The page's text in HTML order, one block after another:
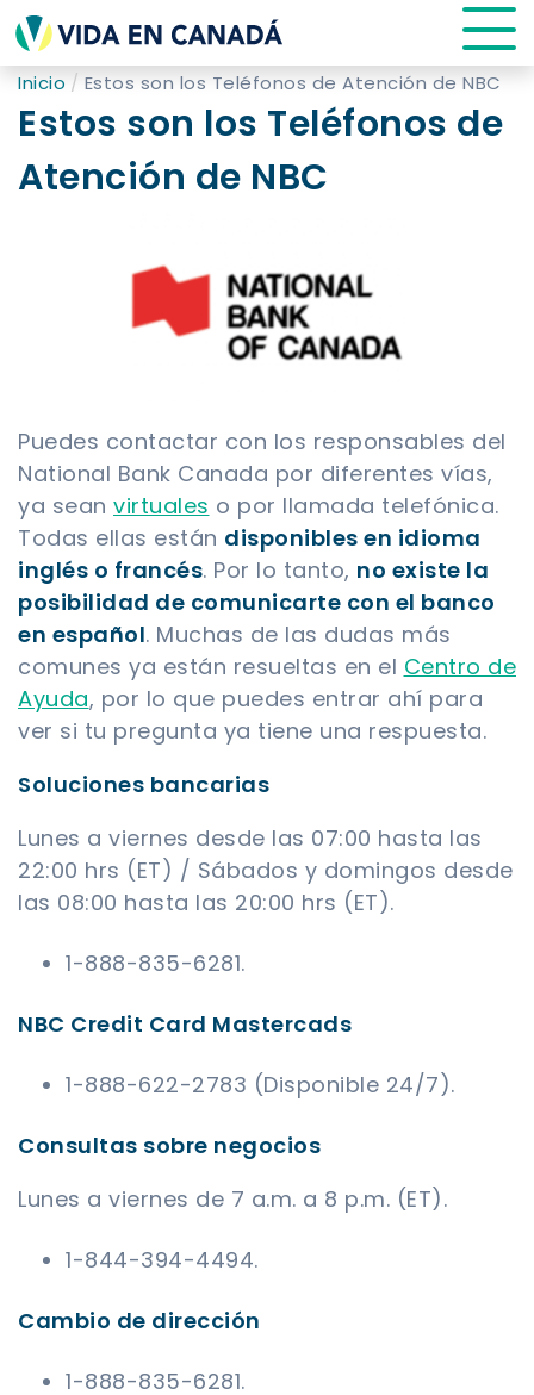
Inicio Estos son los Teléfonos de Atención de NBC
Estos son los Teléfonos de
Atención de NBC
Puedes contactar con los responsables del
National Bank Canada por diferentes vías,
ya sean virtuales o por llamada telefónica.
Todas ellas están disponibles en idioma
inglés o francés. Por lo tanto, no existe la
posibilidad de comunicarte con el banco
en español. Muchas de las dudas más
comunes ya están resueltas en el Centro de
Ayuda, por lo que puedes entrar ahí para
ver si tu pregunta ya tiene una respuesta.
Soluciones bancarias
Lunes a viernes desde las 07:00 hasta las
22:00 hrs (ET) / Sábados y domingos desde
las 08:00 hasta las 20:00 hrs (ET).
1-888-835-6281.
NBC Credit Card Mastercads
1-888-622-2783 (Disponible 24/7).
Consultas sobre negocios
Lunes a viernes de 7 a.m. a 8 p.m. (ET).
1-844-394-4494.
Cambio de dirección
1-888-835-6281.